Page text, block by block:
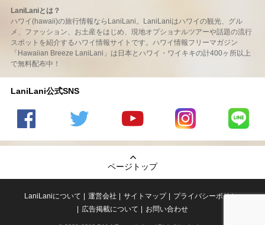
LaniLaniとは？
ハワイ(hawaii)の旅行情報ならLaniLani。LaniLaniはハワイの観光、グル
メ、ファッション、お土産をはじめ、現地オプショナルツアーや話題の流行
スポットを紹介するハワイ情報サイトです。ハワイ情報フリーマガジン
「Hawaiian Breeze LaniLani」は日本とハワイ・ワイキキの計400ヶ所以上
で無料配布中！
LaniLani公式SNS
の
のtwitter
の
Youtube
チャンネ
LaniLani
LaniLani
ページトップ
LaniLaniについて 運営会社 サイトマップ
プライバシーポリシー
広告掲載について
お問い合わせ